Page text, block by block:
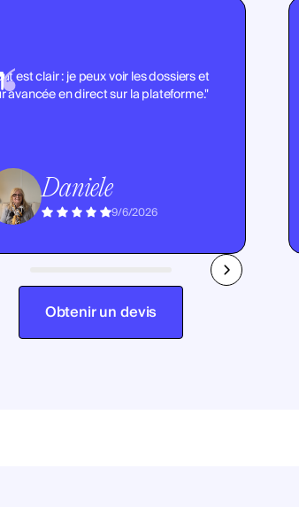
est clair : je peux voir les dossiers et
avancée en direct sur la plateforme."
Daniele
9/6/2026
Obtenir un devis